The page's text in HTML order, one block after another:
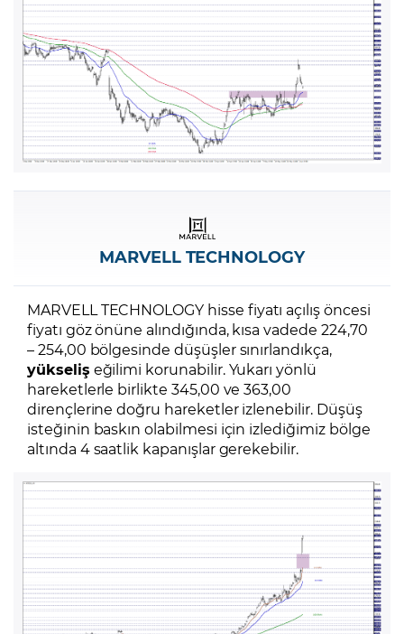
MARVELL TECHNOLOGY
MARVELL TECHNOLOGY hisse fiyatı açılış öncesi
fiyatı göz önüne alındığında, kısa vadede 224,70
– 254,00 bölgesinde düşüşler sınırlandıkça,
yükseliş eğilimi korunabilir. Yukarı yönlü
hareketlerle birlikte 345,00 ve 363,00
dirençlerine doğru hareketler izlenebilir. Düşüş
isteğinin baskın olabilmesi için izlediğimiz bölge
altında 4 saatlik kapanışlar gerekebilir.